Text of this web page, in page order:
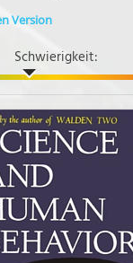
Version
Schwierigkeit: